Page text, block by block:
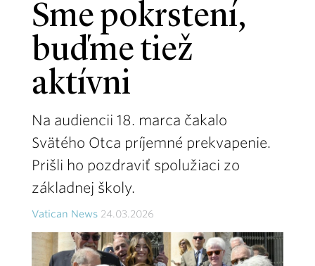
Sme pokrstení,
buďme tiež
aktívni
Na audiencii 18. marca čakalo
Svätého Otca príjemné prekvapenie.
Prišli ho pozdraviť spolužiaci zo
základnej školy.
Vatican News 24.03.2026